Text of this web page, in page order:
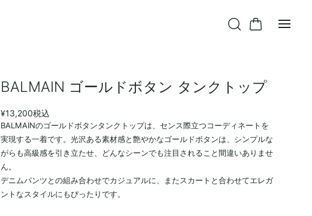
BALMAIN ゴールドボタン タンクトップ
¥13,200税込
BALMAINのゴールドボタンタンクトップは、センス際立つコーディネートを
実現する一着です。光沢ある素材感と艶やかなゴールドボタンは、シンプルな
がらも高級感を引き立たせ、どんなシーンでも注目されること間違いありませ
ん。
デニムパンツとの組み合わせでカジュアルに、またスカートと合わせてエレガ
ントなスタイルにもぴったりです。